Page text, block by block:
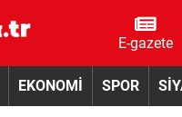
E-gazete
EKONOMİ SPOR